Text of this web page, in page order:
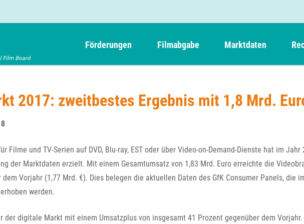
Förderungen
Navigation
überspringen
Einreich- und Sitzungstermine
Webinare
Nachhaltigkeit
Erlösabrechnung
Exportbeitrag
Filmabgabe
Filmabgabe von Videoprogrammanbietern
Marktdaten
Kurzfilmpreis Short Tiger
German Films und Vision Kino
FFA International
2017: zweitbestes Ergebnis mit 1,8 Mrd.
Filme und TV-Serien auf DVD, Blu-ray, EST oder über Video-on-Demand-Dienste hat im Jahr
der Marktdaten erzielt. Mit einem Gesamtumsatz von 1,83 Mrd. Euro erreichte die
Vorjahr (1,77 Mrd. €). Dies belegen die aktuellen Daten des GfK Consumer Panels, die
werden.
der digitale Markt mit einem Umsatzplus von insgesamt 41 Prozent gegenüber dem Vorjahr.
Twitter Mail